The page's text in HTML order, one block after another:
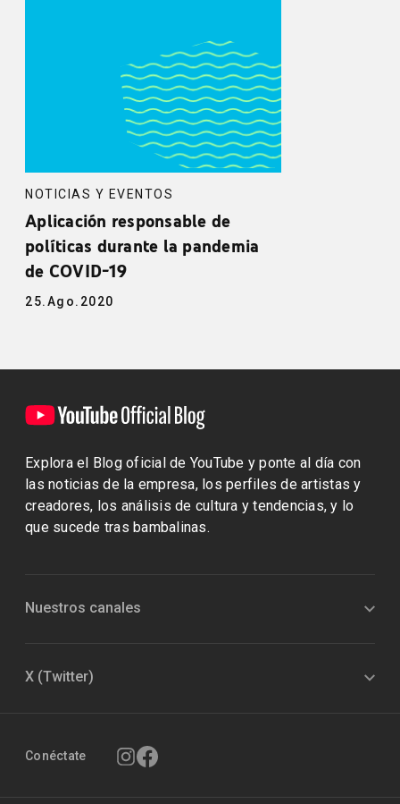
NOTICIAS Y EVENTOS
Aplicación responsable de
políticas durante la pandemia
de COVID‑19
25.Ago.2020
Explora el Blog oficial de YouTube y ponte al día con
las noticias de la empresa, los perfiles de artistas y
creadores, los análisis de cultura y tendencias, y lo
que sucede tras bambalinas.
Nuestros canales
X (Twitter)
Conéctate